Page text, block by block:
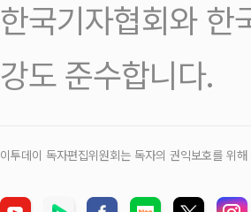
한국기자협회와 한
강도 준수합니다.
이투데이 독자편집위원회는 독자의 권익보호를 위